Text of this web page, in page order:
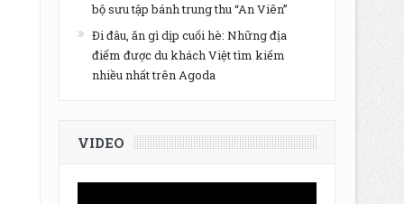
bộ sưu tập bánh trung thu “An Viên”
Đi đâu, ăn gì dịp cuối hè: Những địa
điểm được du khách Việt tìm kiếm
nhiều nhất trên Agoda
VIDEO